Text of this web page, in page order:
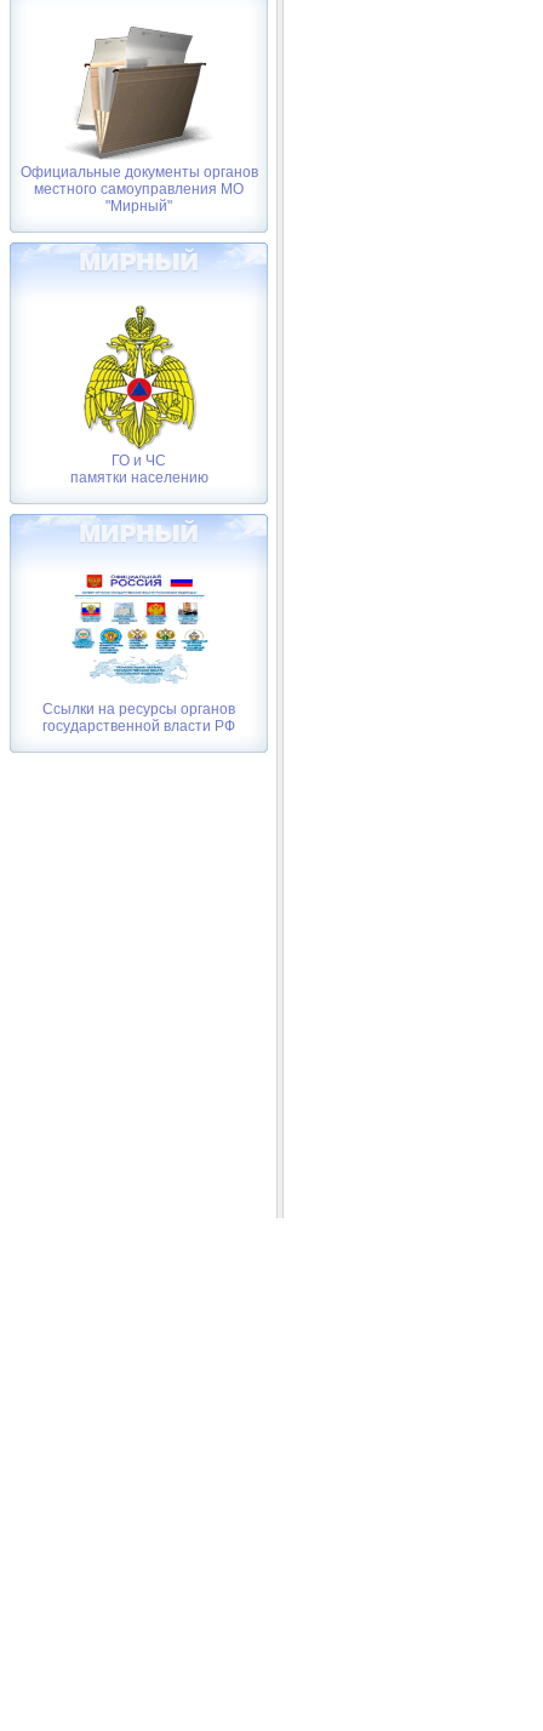
Официальные документы органов
местного самоуправления МО
"Мирный"
ГО и ЧС
памятки населению
Ссылки на ресурсы органов
государственной власти РФ